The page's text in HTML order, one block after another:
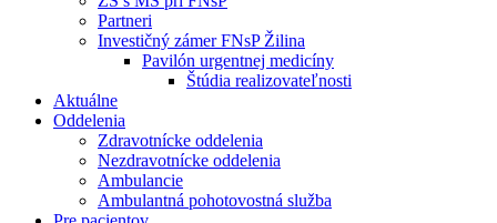
Partneri
Investičný zámer FNsP Žilina
Pavilón urgentnej medicíny
Štúdia realizovateľnosti
Aktuálne
Oddelenia
Zdravotnícke oddelenia
Nezdravotnícke oddelenia
Ambulancie
Ambulantná pohotovostná služba